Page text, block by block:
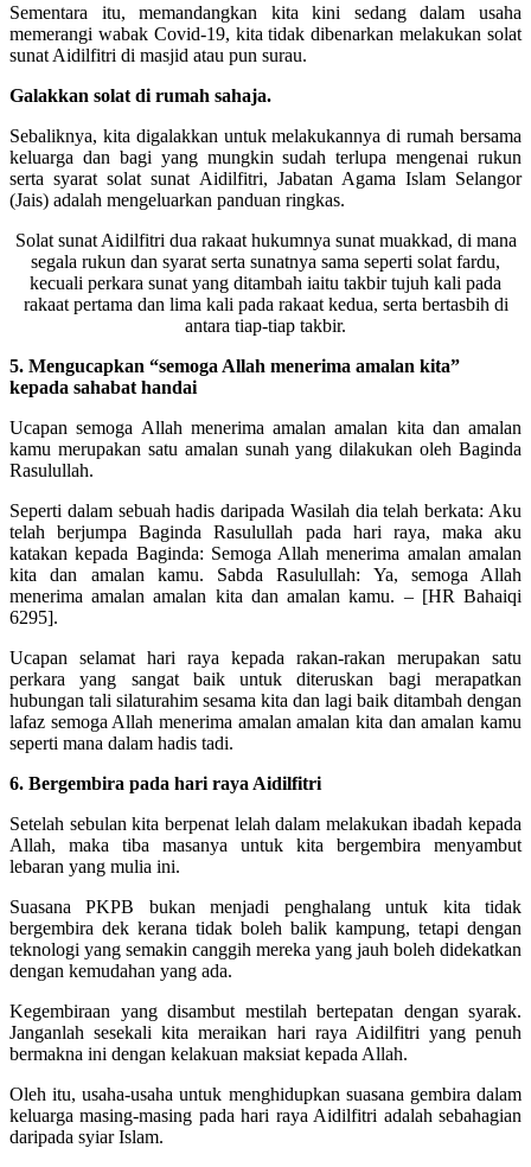
Sementara itu, memandangkan kita kini sedang dalam usaha
memerangi wabak Covid-19, kita tidak dibenarkan melakukan solat
sunat Aidilfitri di masjid atau pun surau.
Galakkan solat di rumah sahaja.
Sebaliknya, kita digalakkan untuk melakukannya di rumah bersama
keluarga dan bagi yang mungkin sudah terlupa mengenai rukun
serta syarat solat sunat Aidilfitri, Jabatan Agama Islam Selangor
(Jais) adalah mengeluarkan panduan ringkas.
Solat sunat Aidilfitri dua rakaat hukumnya sunat muakkad, di mana
segala rukun dan syarat serta sunatnya sama seperti solat fardu,
kecuali perkara sunat yang ditambah iaitu takbir tujuh kali pada
rakaat pertama dan lima kali pada rakaat kedua, serta bertasbih di
antara tiap-tiap takbir.
5. Mengucapkan “semoga Allah menerima amalan kita”
kepada sahabat handai
Ucapan semoga Allah menerima amalan amalan kita dan amalan
kamu merupakan satu amalan sunah yang dilakukan oleh Baginda
Rasulullah.
Seperti dalam sebuah hadis daripada Wasilah dia telah berkata: Aku
telah berjumpa Baginda Rasulullah pada hari raya, maka aku
katakan kepada Baginda: Semoga Allah menerima amalan amalan
kita dan amalan kamu. Sabda Rasulullah: Ya, semoga Allah
menerima amalan amalan kita dan amalan kamu. – [HR Bahaiqi
6295].
Ucapan selamat hari raya kepada rakan-rakan merupakan satu
perkara yang sangat baik untuk diteruskan bagi merapatkan
hubungan tali silaturahim sesama kita dan lagi baik ditambah dengan
lafaz semoga Allah menerima amalan amalan kita dan amalan kamu
seperti mana dalam hadis tadi.
6. Bergembira pada hari raya Aidilfitri
Setelah sebulan kita berpenat lelah dalam melakukan ibadah kepada
Allah, maka tiba masanya untuk kita bergembira menyambut
lebaran yang mulia ini.
Suasana PKPB bukan menjadi penghalang untuk kita tidak
bergembira dek kerana tidak boleh balik kampung, tetapi dengan
teknologi yang semakin canggih mereka yang jauh boleh didekatkan
dengan kemudahan yang ada.
Kegembiraan yang disambut mestilah bertepatan dengan syarak.
Janganlah sesekali kita meraikan hari raya Aidilfitri yang penuh
bermakna ini dengan kelakuan maksiat kepada Allah.
Oleh itu, usaha-usaha untuk menghidupkan suasana gembira dalam
keluarga masing-masing pada hari raya Aidilfitri adalah sebahagian
daripada syiar Islam.